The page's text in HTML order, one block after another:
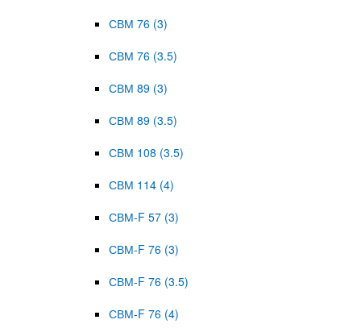
СВМ 76 (3)
СВМ 76 (3.5)
СВМ 89 (3)
СВМ 89 (3.5)
СВМ 108 (3.5)
СВМ 114 (4)
СВМ-F 57 (3)
СВМ-F 76 (3)
СВМ-F 76 (3.5)
СВМ-F 76 (4)